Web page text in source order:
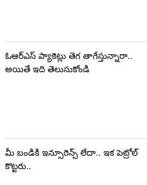
ఓఆర్‌ఎస్‌ ప్యాకెట్లు తెగ తాగేస్తున్నారా..
అయితే ఇది తెలుసుకోండి
మీ బండికి ఇన్సూరెన్స్ లేదా.. ఇక పెట్రోల్
కొట్టరు..